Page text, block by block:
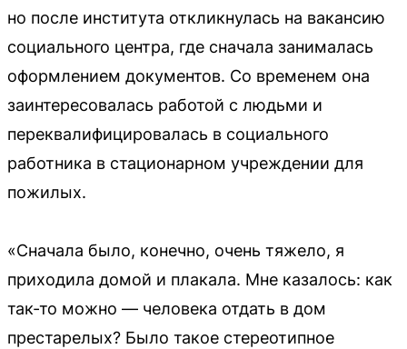
но после института откликнулась на вакансию
социального центра, где сначала занималась
оформлением документов. Со временем она
заинтересовалась работой с людьми и
переквалифицировалась в социального
работника в стационарном учреждении для
пожилых.
«Сначала было, конечно, очень тяжело, я
приходила домой и плакала. Мне казалось: как
так-то можно — человека отдать в дом
престарелых? Было такое стереотипное